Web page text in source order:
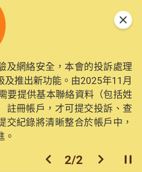
及網絡安全，本會的投訴處理
及推出新功能。由2025年11月
要提供基本聯絡資料（包括姓
註冊帳戶，才可提交投訴、查
交紀錄將清晰整合於帳戶中，
。
上一個
2/2 下一個開
關閉